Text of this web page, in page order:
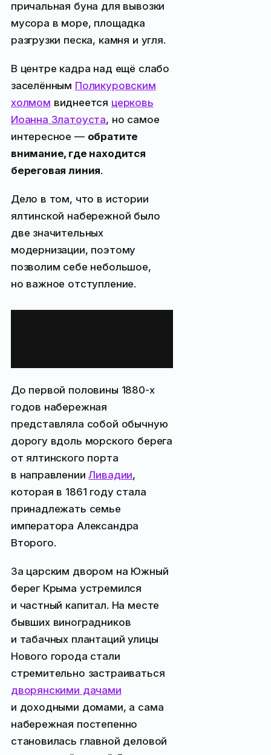
причальная буна для вывозки
мусора в море, площадка
разгрузки песка, камня и угля.
В центре кадра над ещё слабо
заселённым Поликуровским
холмом виднеется церковь
Иоанна Златоуста, но самое
интересное — обратите
внимание, где находится
береговая линия.
Дело в том, что в истории
ялтинской набережной было
две значительных
модернизации, поэтому
позволим себе небольшое,
но важное отступление.
До первой половины 1880-х
годов набережная
представляла собой обычную
дорогу вдоль морского берега
от ялтинского порта
в направленииЛивадии,
которая в 1861 году стала
принадлежать семье
императора Александра
Второго.
За царским двором на Южный
берег Крыма устремился
и частный капитал. На месте
бывших виноградников
и табачных плантаций улицы
Нового города стали
стремительно застраиваться
дворянскими дачами
и доходными домами, а сама
набережная постепенно
становилась главной деловой